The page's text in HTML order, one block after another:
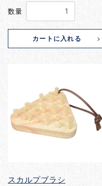
数量
カートに入れる
スカルプブラシ